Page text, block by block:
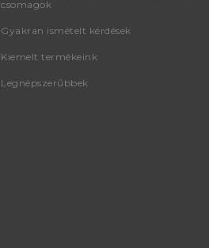
csomagok
Gyakran ismételt kérdések
Kiemelt termékeink
Legnépszerűbbek